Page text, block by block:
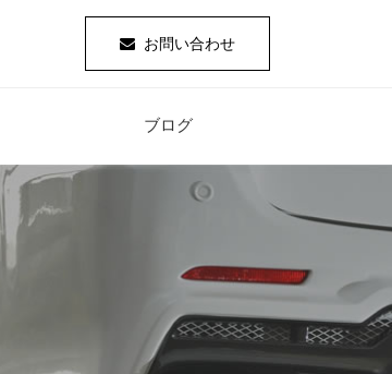
お問い合わせ
ブログ